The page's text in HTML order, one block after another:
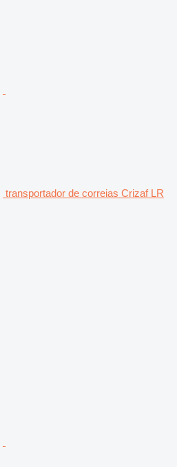
transportador de correias Crizaf LR